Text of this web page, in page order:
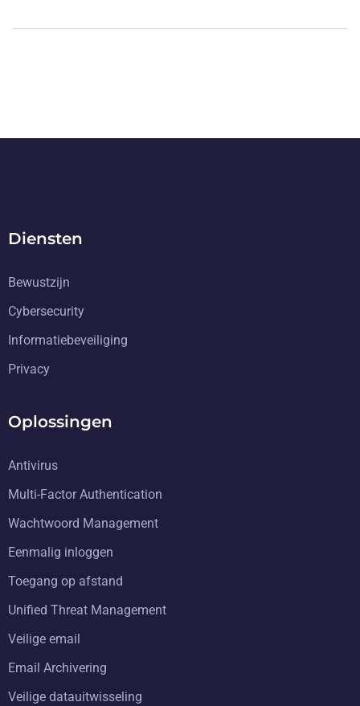
Diensten
Bewustzijn
Cybersecurity
Informatiebeveiliging
Privacy
Oplossingen
Antivirus
Multi-Factor Authentication
Wachtwoord Management
Eenmalig inloggen
Toegang op afstand
Unified Threat Management
Veilige email
Email Archivering
Veilige datauitwisseling